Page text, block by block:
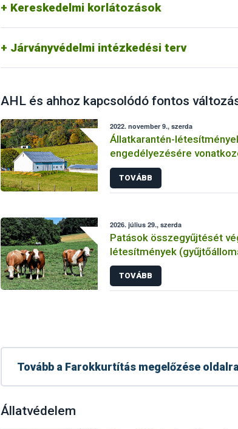
Kereskedelmi korlátozások
Járványvédelmi intézkedési terv
Járványvédelmi intézkedési terv – kiskérődzők (juh,
Melléklet a kérődzők Járványvédelmi intézkedési
AHL és ahhoz kapcsolódó fontos
2022. november 9., szerda
Állatkarantén-
engedélyezésére
követelmények
TOVÁBB
2026. július 29., szerda
Patások összegyűjtését
létesítmények
engedélyezésének feltételei
TOVÁBB
Tovább a Farokkurtítás megelőzése oldalra
Állatvédelem